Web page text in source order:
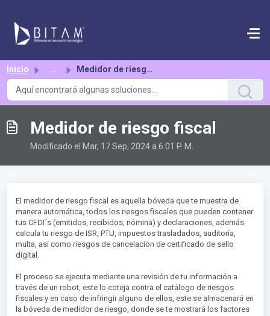
Inicio ... Medidor de riesgo fiscal
Medidor de riesgo fiscal
Modificado el Mar, 17 Sep, 2024 a 6:01 P. M.
El medidor de riesgo fiscal es aquella bóveda que te muestra de
manera automática, todos los riesgos fiscales que pueden contener
tus CFDI´s (emitidos, recibidos, nómina) y declaraciones, además
calcula tu riesgo de ISR, PTU, impuestos trasladados, auditoría,
multa, así como riesgos de cancelación de certificado de sello
digital.
El proceso se ejecuta mediante una revisión de tu información a
través de un robot, este lo coteja contra el catálogo de riesgos
fiscales y en caso de infringir alguno de ellos, este se almacenará en
la bóveda de medidor de riesgo, donde se te mostrará los factores